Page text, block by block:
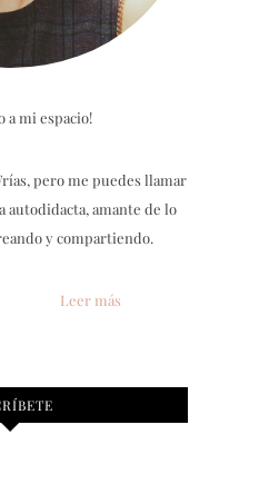
a mi espacio!
pero me puedes llamar
autodidacta, amante de lo
y compartiendo.
Leer más